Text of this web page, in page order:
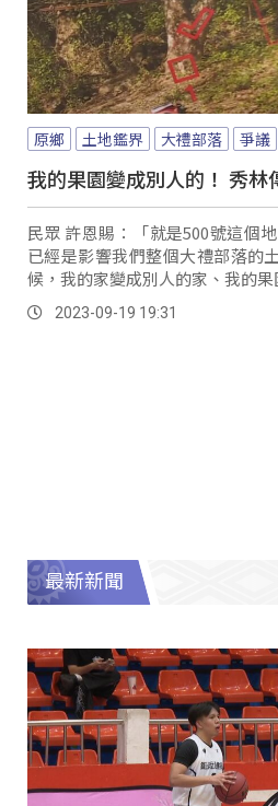
原鄉 土地鑑界 大禮部落 爭議
我的果園變成別人的！ 秀林
民眾 許恩賜：「就是500號這個
已經是影響我們整個大禮部落的
候，我的家變成別人的家、我的果
2023-09-19 19:31
最新新聞